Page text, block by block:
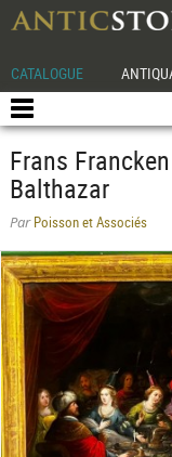
CATALOGUE
Frans
Balthazar
ParPoisson et Associés